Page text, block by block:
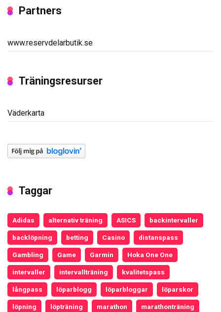
Partners
www.reservdelarbutik.se
Träningsresurser
Väderkarta
Taggar
Adidas alternativ träning ASICS backintervaller
backlöpning betting Casino distanspass
Gambling Game Garmin Hoka One One
intervaller intervallträning kvalitetspass
långpass löparblogg löparbloggar löparskor
löpning löpträning marathon marathonträning